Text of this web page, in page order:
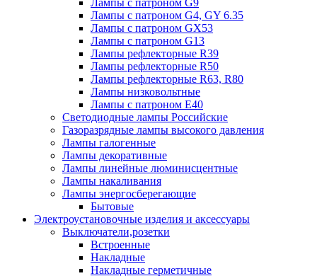
Лампы с патроном G9
Лампы с патроном G4, GY 6.35
Лампы с патроном GX53
Лампы с патроном G13
Лампы рефлекторные R39
Лампы рефлекторные R50
Лампы рефлекторные R63, R80
Лампы низковольтные
Лампы с патроном Е40
Светодиодные лампы Российские
Газоразрядные лампы высокого давления
Лампы галогенные
Лампы декоративные
Лампы линейные люминисцентные
Лампы накаливания
Лампы энергосберегающие
Бытовые
Электроустановочные изделия и аксессуары
Выключатели,розетки
Встроенные
Накладные
Накладные герметичные